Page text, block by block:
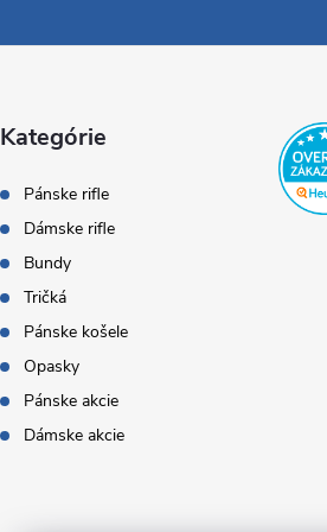
Kategórie
Pánske rifle
Dámske rifle
Bundy
Tričká
Pánske košele
Opasky
Pánske akcie
Dámske akcie